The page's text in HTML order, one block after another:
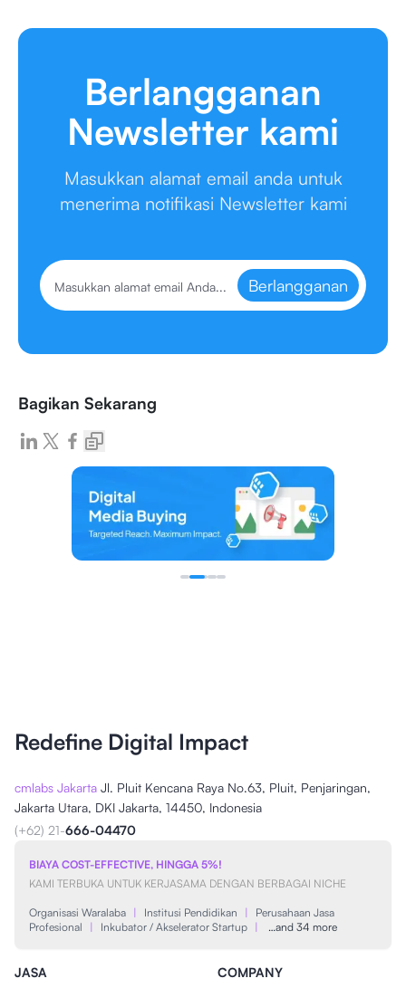
Berlangganan
Newsletter kami
Masukkan alamat email anda untuk
menerima notifikasi Newsletter kami
Berlangganan
Bagikan Sekarang
Redefine Digital Impact
cmlabs Jakarta Jl. Pluit Kencana Raya No.63, Pluit, Penjaringan,
Jakarta Utara, DKI Jakarta, 14450, Indonesia
(+62) 21-666-04470
BIAYA COST-EFFECTIVE, HINGGA 5%!
KAMI TERBUKA UNTUK KERJASAMA DENGAN BERBAGAI NICHE
Organisasi Waralaba | Institusi Pendidikan |
Perusahaan Jasa
Profesional
| Inkubator / Akselerator Startup | …and 34 more
JASA
COMPANY